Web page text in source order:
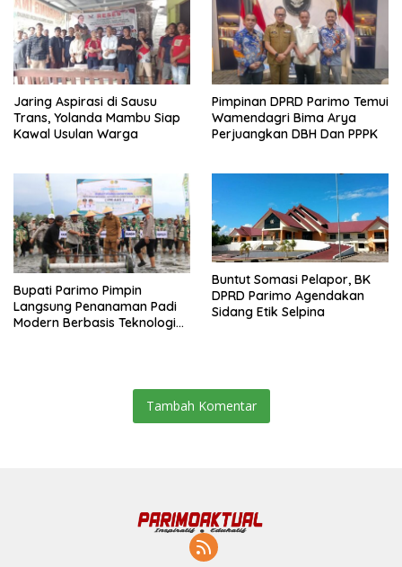
Jaring Aspirasi di Sausu
Trans, Yolanda Mambu Siap
Kawal Usulan Warga
Pimpinan DPRD Parimo Temui
Wamendagri Bima Arya
Perjuangkan DBH Dan PPPK
Bupati Parimo Pimpin
Langsung Penanaman Padi
Modern Berbasis Teknologi
Buntut Somasi Pelapor, BK
DPRD Parimo Agendakan
Sidang Etik Selpina
Tambah Komentar